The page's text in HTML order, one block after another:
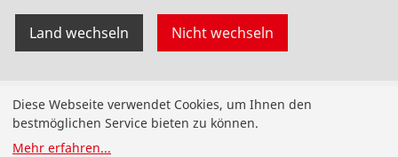
Land wechseln Nicht wechseln
Produkte
Installation
Diese Webseite verwendet Cookies, um Ihnen den
bestmöglichen Service bieten zu können.
Mehr erfahren...